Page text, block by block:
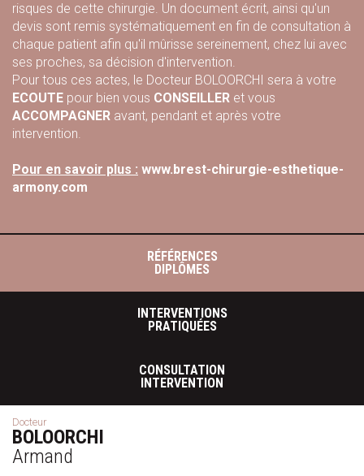
risques de cette chirurgie. Un document écrit, ainsi qu'un
devis sont remis systématiquement en fin de consultation à
chaque patient afin qu'il mûrisse sereinement, chez lui avec
ses proches, sa décision d'intervention.
Pour tous ces actes, le Docteur BOLOORCHI sera à votre
ECOUTE pour bien vous CONSEILLER et vous
ACCOMPAGNER avant, pendant et après votre
intervention.
Pour en savoir plus : www.brest-chirurgie-esthetique-
armony.com
RÉFÉRENCES
DIPLÔMES
INTERVENTIONS
PRATIQUÉES
CONSULTATION
INTERVENTION
Docteur
BOLOORCHI
Armand